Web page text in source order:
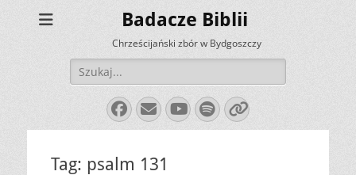
Badacze Biblii
Chrześcijański zbór w Bydgoszczy
Szukaj:
Facebook
E-
mail
YouTube
Spotify
Link
Tag: psalm 131